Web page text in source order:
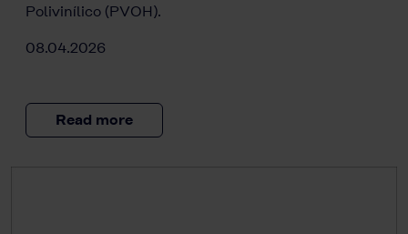
Polivinílico (PVOH).
08.04.2026
Read more